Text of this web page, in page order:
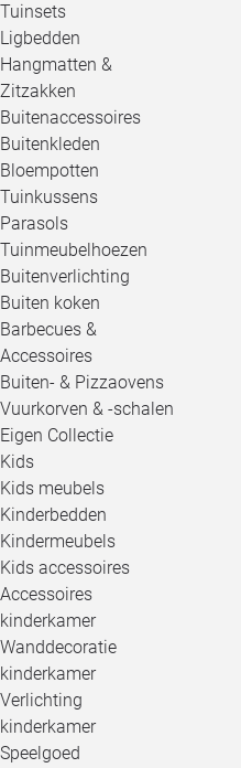
Tuinsets
Ligbedden
Hangmatten &
Zitzakken
Buitenaccessoires
Buitenkleden
Bloempotten
Tuinkussens
Parasols
Tuinmeubelhoezen
Buitenverlichting
Buiten koken
Barbecues &
Accessoires
Buiten- & Pizzaovens
Vuurkorven & -schalen
Eigen Collectie
Kids
Kids meubels
Kinderbedden
Kindermeubels
Kids accessoires
Accessoires
kinderkamer
Wanddecoratie
kinderkamer
Verlichting
kinderkamer
Speelgoed